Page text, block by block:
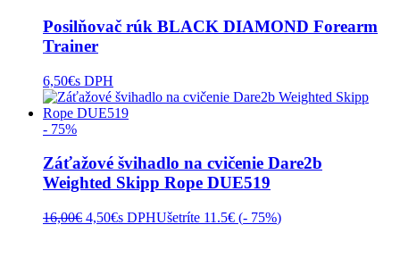
12,95€.9,95€.
Posilňovač rúk BLACK DIAMOND Forearm
Trainer
6,50€s DPH
- 75%
Záťažové švihadlo na cvičenie Dare2b
Weighted Skipp Rope DUE519
16,00€ Pôvodná
4,50€Aktuálna
s DPHUšetríte 11.5€ (- 75%)